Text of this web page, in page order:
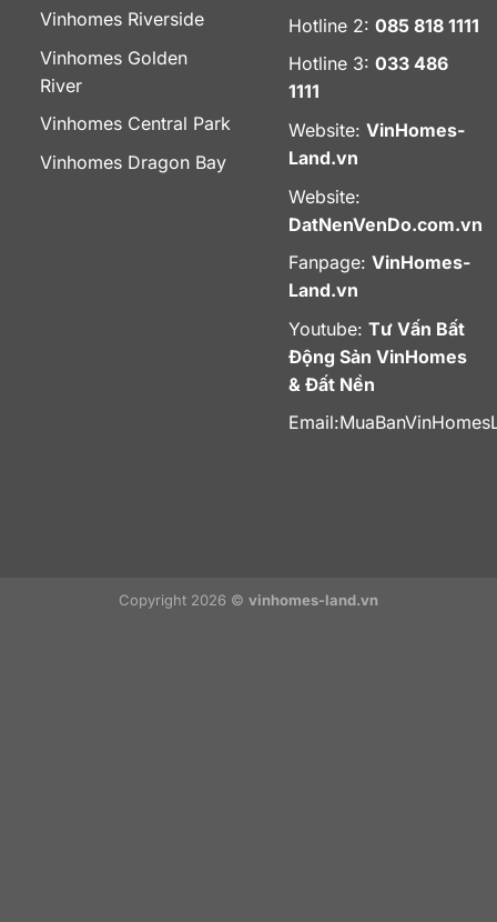
Vinhomes Riverside
Vinhomes Golden
River
Vinhomes Central Park
Vinhomes Dragon Bay
Hotline 2: 085 818 1111
Hotline 3: 033 486
1111
Website: VinHomes-
Land.vn
Website:
DatNenVenDo.com.vn
Fanpage: VinHomes-
Land.vn
Youtube: Tư Vấn Bất
Động Sản VinHomes
& Đất Nền
Email:
Copyright 2026 © vinhomes-land.vn